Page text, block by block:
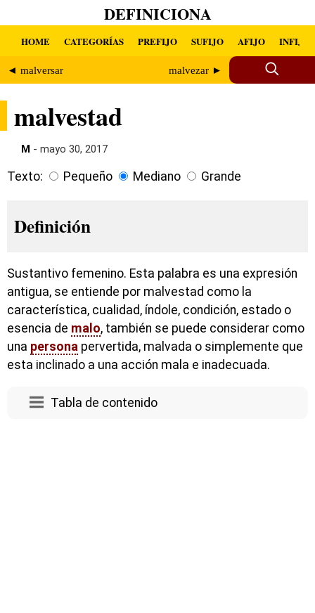
DEFINICIONA
HOME CATEGORÍAS PREFIJO SUFIJO AFIJO INFIJO
◄ malversar malvezar ►
malvestad
M - mayo 30, 2017
Texto: Pequeño Mediano Grande
Definición
Sustantivo femenino. Esta palabra es una expresión
antigua, se entiende por malvestad como la
característica, cualidad, índole, condición, estado o
esencia de malo, también se puede considerar como
una persona pervertida, malvada o simplemente que
esta inclinado a una acción mala e inadecuada.
Tabla de contenido